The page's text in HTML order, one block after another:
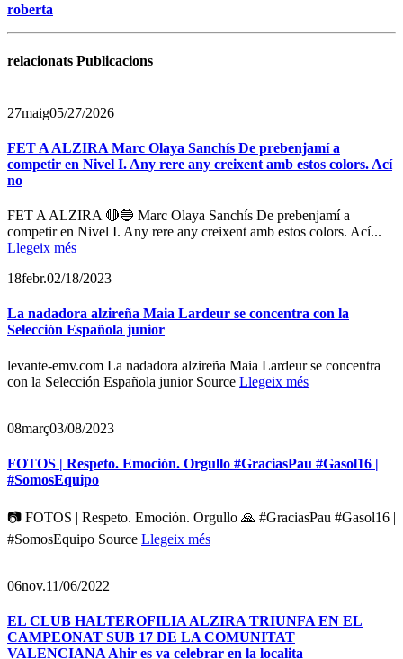
roberta
relacionats Publicacions
27maig05/27/2026
FET A ALZIRA Marc Olaya Sanchís De prebenjamí a
competir en Nivel I. Any rere any creixent amb estos colors. Ací
no
FET A ALZIRA 🔴🔵 Marc Olaya Sanchís De prebenjamí a
competir en Nivel I. Any rere any creixent amb estos colors. Ací...
Llegeix més
18febr.02/18/2023
La nadadora alzireña Maia Lardeur se concentra con la
Selección Española junior
levante-emv.com La nadadora alzireña Maia Lardeur se concentra
con la Selección Española junior Source Llegeix més
08març03/08/2023
FOTOS | Respeto. Emoción. Orgullo #GraciasPau #Gasol16 |
#SomosEquipo
📷 FOTOS | Respeto. Emoción. Orgullo 🙏 #GraciasPau #Gasol16 |
#SomosEquipo Source Llegeix més
06nov.11/06/2022
EL CLUB HALTEROFILIA ALZIRA TRIUNFA EN EL
CAMPEONAT SUB 17 DE LA COMUNITAT
VALENCIANA Ahir es va celebrar en la localita